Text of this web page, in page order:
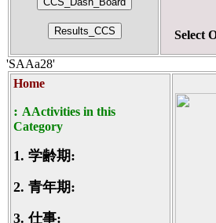
Select
'SAAa28'
Home
: AActivities in this
Category
1. 学齢期:
2. 青年期:
3.仕事: